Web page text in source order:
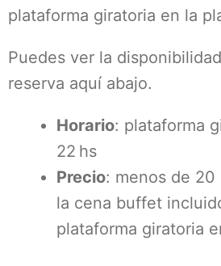
plataforma giratoria en la
Puedes ver la
reserva aquí abajo.
Horario: plataforma
22 hs
Precio: menos de 20
la cena buffet
plataforma giratoria